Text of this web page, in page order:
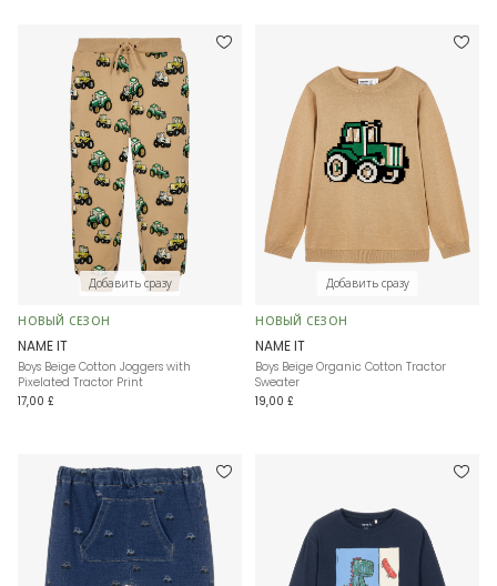
Добавить сразу
НОВЫЙ СЕЗОН
NAME IT
Boys Beige Cotton Joggers with
Pixelated Tractor Print
17,00 £
Добавить сразу
НОВЫЙ СЕЗОН
NAME IT
Boys Beige Organic Cotton Tractor
Sweater
19,00 £